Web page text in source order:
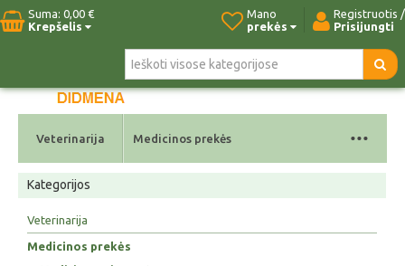
Suma: 0,00 €
Krepšelis
Registruotis /
Prisijungti
Mano
prekės
Pradžia Naujos prekės Kontaktai
Veterinarija Medicinos prekės ...
Kategorijos
Veterinarija
Medicinos prekės